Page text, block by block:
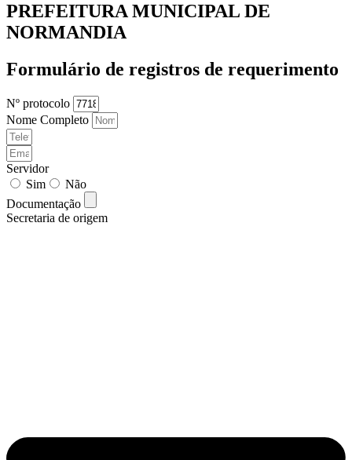
PREFEITURA MUNICIPAL DE
NORMANDIA
Formulário de registros de requerimento
Nº protocolo
Nome Completo
Servidor
Sim
Não
Documentação
Secretaria de origem